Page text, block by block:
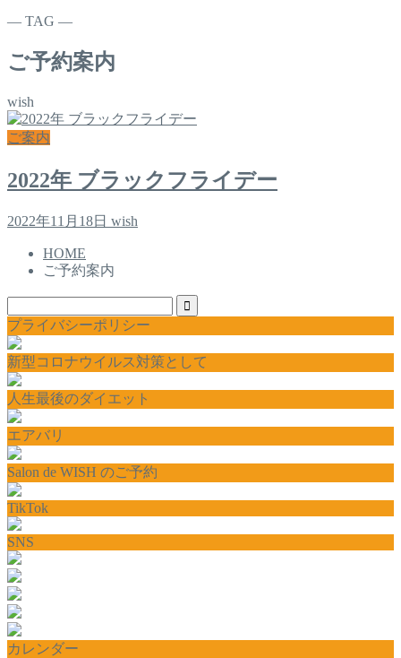
― TAG ―
ご予約案内
wish
ご案内
2022年 ブラックフライデー
2022年11月18日 wish
HOME
ご予約案内
プライバシーポリシー
新型コロナウイルス対策として
人生最後のダイエット
エアバリ
Salon de WISH のご予約
TikTok
SNS
カレンダー